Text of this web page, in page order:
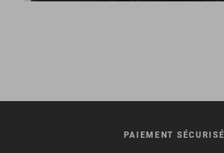
PAIEMENT SÉCURISÉ